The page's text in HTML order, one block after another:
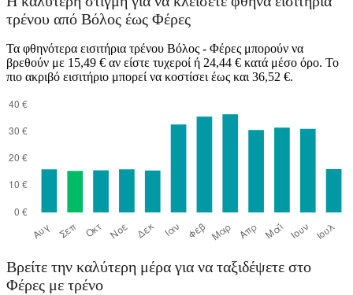
τρένου από Βόλος έως Φέρες
Τα φθηνότερα εισιτήρια τρένου Βόλος - Φέρες μπορούν να
βρεθούν με 15,49 € αν είστε τυχεροί ή 24,44 € κατά μέσο όρο. Το
πιο ακριβό εισιτήριο μπορεί να κοστίσει έως και 36,52 €.
Βρείτε την καλύτερη μέρα για να ταξιδέψετε στο
Φέρες με τρένο